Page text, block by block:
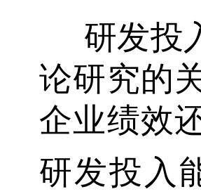
研发投
论研究的
企业绩效
研发投入